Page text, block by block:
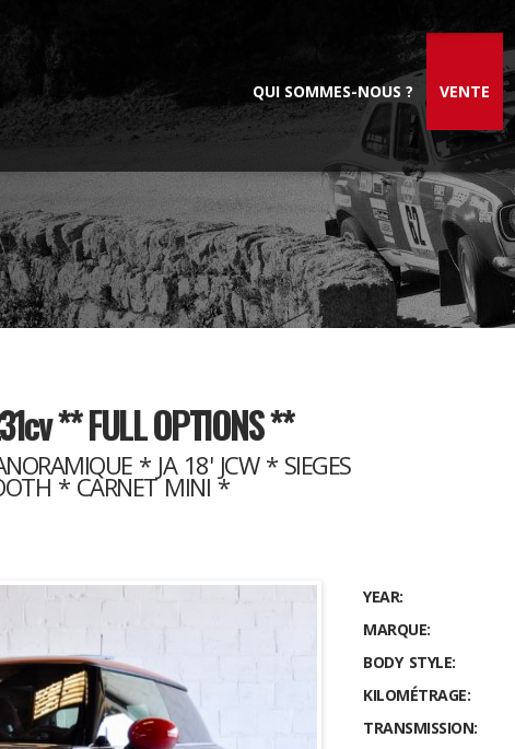
QUI SOMMES-NOUS ? VENTE
** FULL OPTIONS **
* JA 18' JCW * SIEGES
* CARNET MINI *
YEAR:
MARQUE:
BODY STYLE:
KILOMÉTRAGE:
TRANSMISSION: